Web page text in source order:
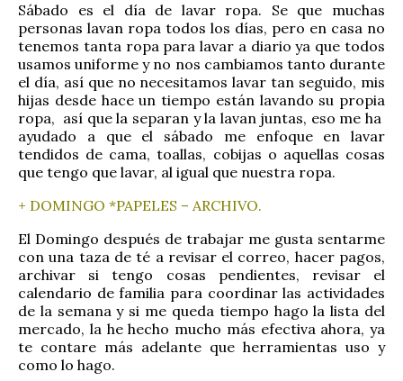
Sábado es el día de lavar ropa. Se que muchas
personas lavan ropa todos los días, pero en casa no
tenemos tanta ropa para lavar a diario ya que todos
usamos uniforme y no nos cambiamos tanto durante
el día, así que no necesitamos lavar tan seguido, mis
hijas desde hace un tiempo están lavando su propia
ropa, así que la separan y la lavan juntas, eso me ha
ayudado a que el sábado me enfoque en lavar
tendidos de cama, toallas, cobijas o aquellas cosas
que tengo que lavar, al igual que nuestra ropa.
+ DOMINGO *PAPELES – ARCHIVO.
El Domingo después de trabajar me gusta sentarme
con una taza de té a revisar el correo, hacer pagos,
archivar si tengo cosas pendientes, revisar el
calendario de familia para coordinar las actividades
de la semana y si me queda tiempo hago la lista del
mercado, la he hecho mucho más efectiva ahora, ya
te contare más adelante que herramientas uso y
como lo hago.